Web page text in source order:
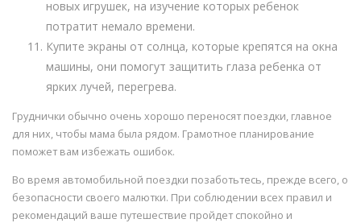
новых игрушек, на изучение которых ребенок
потратит немало времени.
Купите экраны от солнца, которые крепятся на окна
машины, они помогут защитить глаза ребенка от
ярких лучей, перегрева.
Груднички обычно очень хорошо переносят поездки, главное
для них, чтобы мама была рядом. Грамотное планирование
поможет вам избежать ошибок.
Во время автомобильной поездки позаботьтесь, прежде всего, о
безопасности своего малютки. При соблюдении всех правил и
рекомендаций ваше путешествие пройдет спокойно и